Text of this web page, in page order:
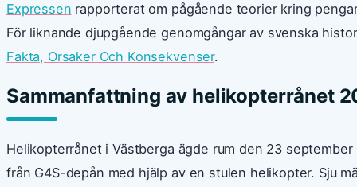
Expressen rapporterat om pågående teorier kring
För liknande djupgående genomgångar av svenska
Fakta, Orsaker Och Konsekvenser.
Sammanfattning av helikopterrånet
Helikopterrånet i Västberga ägde rum den 23
från G4S-depån med hjälp av en stulen helikopter. Sju